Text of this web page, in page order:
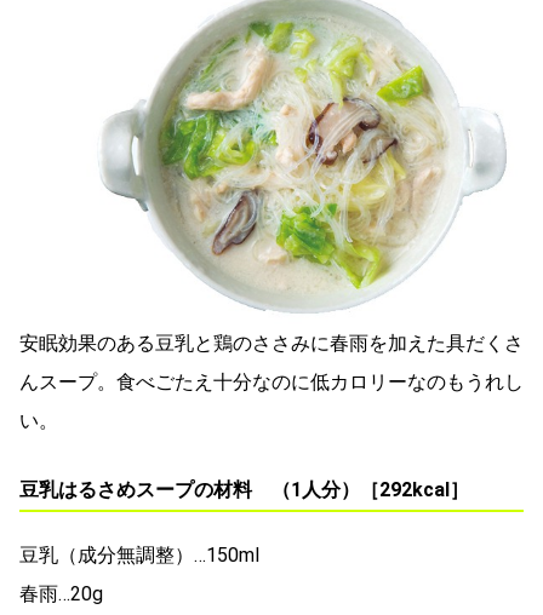
安眠効果のある豆乳と鶏のささみに春雨を加えた具だくさ
んスープ。食べごたえ十分なのに低カロリーなのもうれし
い。
豆乳はるさめスープの材料 （1人分）［292kcal］
豆乳（成分無調整）…150ml
春雨…20g